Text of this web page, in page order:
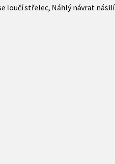
loučí střelec, Náhlý návrat násilí